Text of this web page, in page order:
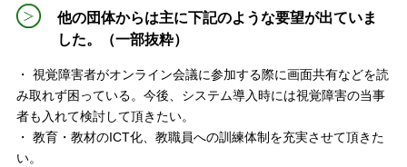
他の団体からは主に下記のような要望が出ていま
した。（一部抜粋）
・ 視覚障害者がオンライン会議に参加する際に画面共有などを読
み取れず困っている。今後、システム導入時には視覚障害の当事
者も入れて検討して頂きたい。
・ 教育・教材のICT化、教職員への訓練体制を充実させて頂きた
い。